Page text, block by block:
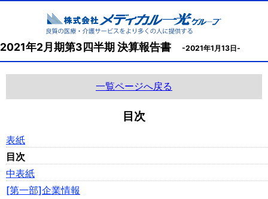
2021年2月期第3四半期 決算報告書 -2021年1月13日-
一覧ページへ戻る
目次
表紙
目次
中表紙
[第一部]企業情報